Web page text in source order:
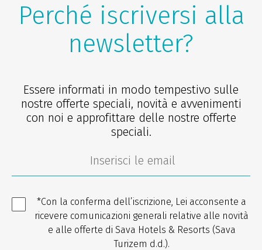
Perché iscriversi alla
newsletter?
Essere informati in modo tempestivo sulle
nostre offerte speciali, novità e avvenimenti
con noi e approfittare delle nostre offerte
speciali.
*Con la conferma dell’iscrizione, Lei acconsente a
ricevere comunicazioni generali relative alle novità
e alle offerte di Sava Hotels & Resorts (Sava
Turizem d.d.).